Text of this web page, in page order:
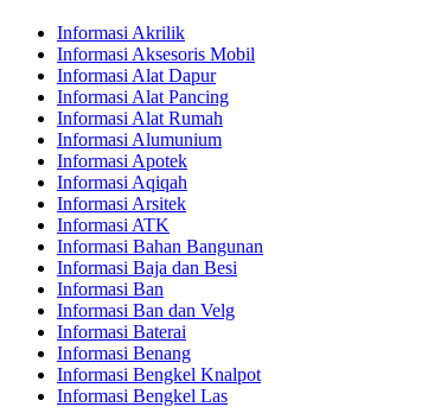
Informasi Akrilik
Informasi Aksesoris Mobil
Informasi Alat Dapur
Informasi Alat Pancing
Informasi Alat Rumah
Informasi Alumunium
Informasi Apotek
Informasi Aqiqah
Informasi Arsitek
Informasi ATK
Informasi Bahan Bangunan
Informasi Baja dan Besi
Informasi Ban
Informasi Ban dan Velg
Informasi Baterai
Informasi Benang
Informasi Bengkel Knalpot
Informasi Bengkel Las